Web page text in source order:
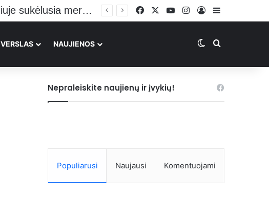
FacebookYouTubeInstagramPrisijungti
Sidebar
VERSLAS NAUJIENOS Switch skin
Ieškoti
Nepraleiskite naujienų ir įvykių!
Populiarusi Naujausi Komentuojami